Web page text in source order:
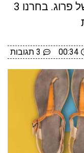
“הופכים את היוצרות” באירוע של פרוג. בחרנו 3
00:34 3 תגובות